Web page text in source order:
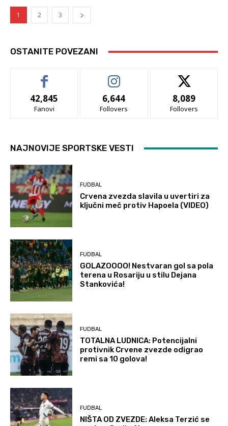
1 2 3
OSTANITE POVEZANI
42,845
Fanovi
6,644
Follovers
8,089
Follovers
NAJNOVIJE SPORTSKE VESTI
FUDBAL
Crvena zvezda slavila u uvertiri za
ključni meč protiv Hapoela (VIDEO)
FUDBAL
GOLAZOOOO! Nestvaran gol sa pola
terena u Rosariju u stilu Dejana
Stankovića!
FUDBAL
TOTALNA LUDNICA: Potencijalni
protivnik Crvene zvezde odigrao
remi sa 10 golova!
FUDBAL
NIŠTA OD ZVEZDE: Aleksa Terzić se